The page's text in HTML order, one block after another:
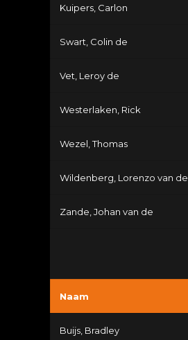
Kuipers, Carlon
Swart, Colin de
Vet, Leroy de
Westerlaken, Rick
Wezel, Thomas
Wildenberg, Lorenzo van de
Zande, Johan van de
Naam
Buijs, Bradley